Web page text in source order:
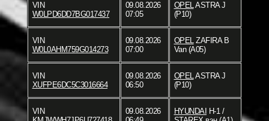
VIN
W0LPD6DD7BG017437
09.08.2026
07:05
OPELASTRA J
(P10)
VIN
W0L0AHM759G014273
09.08.2026
07:00
OPELZAFIRA B
Van (A05)
VIN
XUFPE6DC5C3016664
09.08.2026
06:50
OPELASTRA J
(P10)
VIN
09.08.2026
HYUNDAI H-1 /